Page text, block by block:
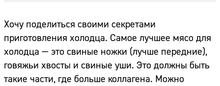
Хочу поделиться своими секретами
приготовления холодца. Самое лучшее мясо для
холодца — это свиные ножки (лучше передние),
говяжьи хвосты и свиные уши. Это должны быть
такие части, где больше коллагена. Можно